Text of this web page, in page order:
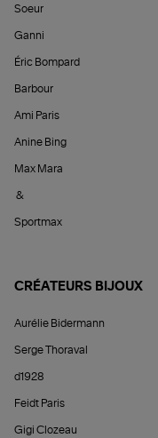
Soeur
Ganni
Éric Bompard
Barbour
Ami Paris
Anine Bing
Max Mara
&
Sportmax
CRÉATEURS BIJOUX
Aurélie Bidermann
Serge Thoraval
d1928
Feidt Paris
Gigi Clozeau